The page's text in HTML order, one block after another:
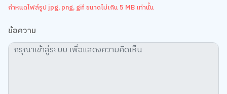
กำหนดไฟล์รูป jpg, png, gif ขนาดไม่เกิน 5 MB เท่านั้น
ข้อความ